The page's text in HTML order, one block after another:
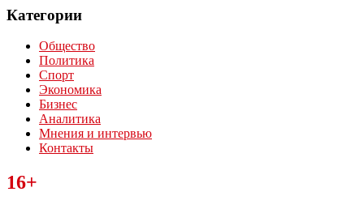
Категории
Общество
Политика
Спорт
Экономика
Бизнес
Аналитика
Мнения и интервью
Контакты
Читайте последние новости дня в Тульской области на сайте
“ЗаНовомосковск”
16+